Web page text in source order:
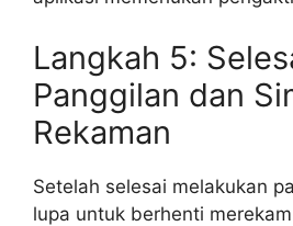
Langkah 5:
Panggilan dan
Rekaman
Setelah selesai melakukan
lupa untuk berhenti